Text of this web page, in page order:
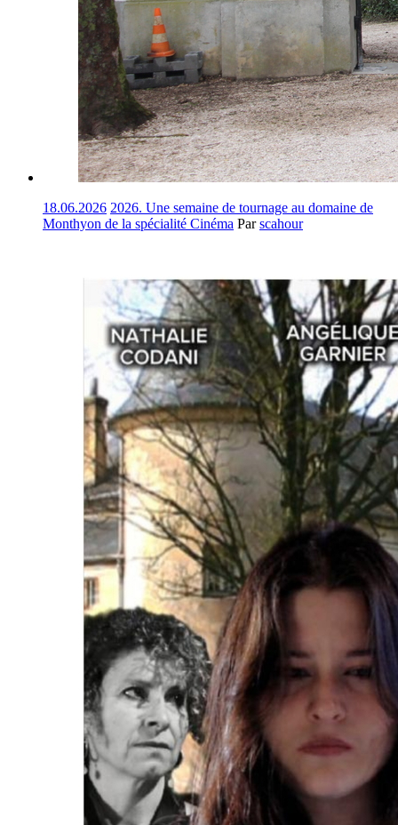
18.06.2026 2026. Une semaine de tournage au domaine de
Monthyon de la spécialité Cinéma Parscahour